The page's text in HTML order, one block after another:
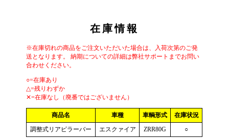
在庫情報
※在庫切れの商品をご注文いただいた場合は、入荷次第のご発
送となります。 納期についての詳細は弊社サポートまでお問い
合わせください。
○=在庫あり
△=残りわずか
✕=在庫なし（廃番ではございません）
商品名 車種 車輌形式
在庫状況
調整式リアピラーバー
エスクァイア ZRR80G ○